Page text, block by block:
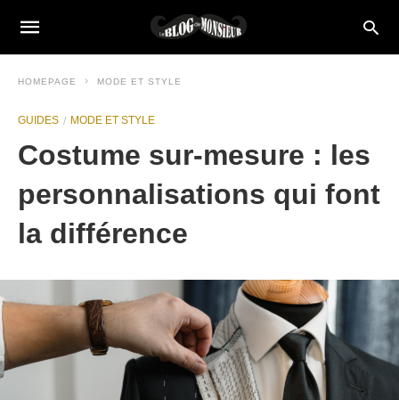
HOMEPAGE MODE ET STYLE
GUIDES MODE ET STYLE
Costume sur-mesure : les
personnalisations qui font
la différence